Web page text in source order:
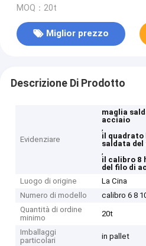
MOQ：20t
Miglior prezzo
Descrizione Di Prodotto
Evidenziare
maglia
acciaio
,
il quadrato
saldata
,
il calibro 8
del filo di
Luogo di origine
La Cina
Numero di modello
calibro 6 8
Quantità di ordine
minimo
20t
Imballaggi
particolari
in pallet